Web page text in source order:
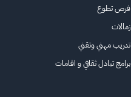
فرص تطوع
زمالات
تدريب مهني وتقني
برامج تبادل ثقافي و اقامات